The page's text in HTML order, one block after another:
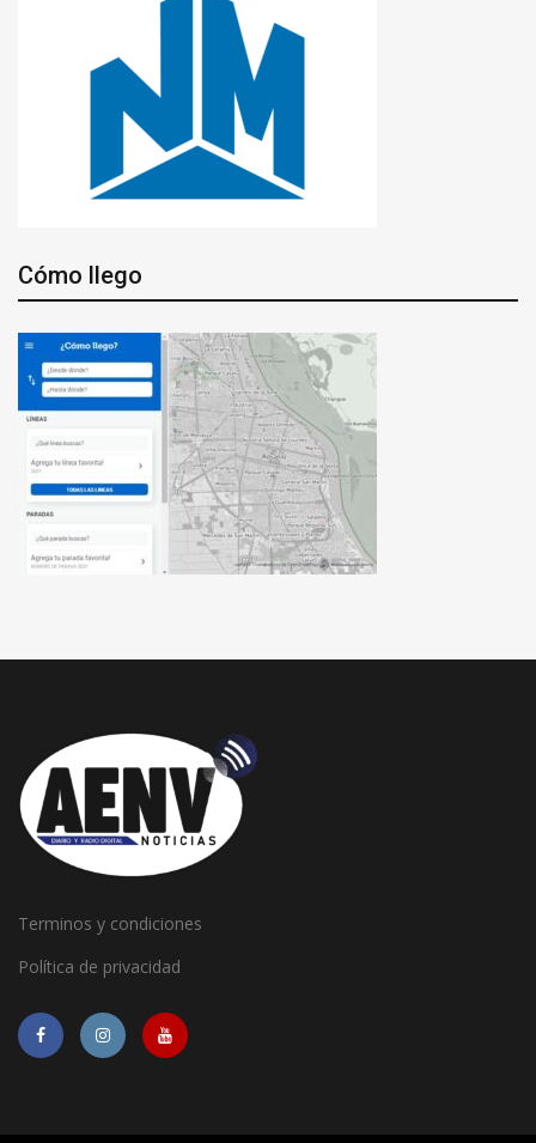
Cómo llego
Terminos y condiciones
Política de privacidad